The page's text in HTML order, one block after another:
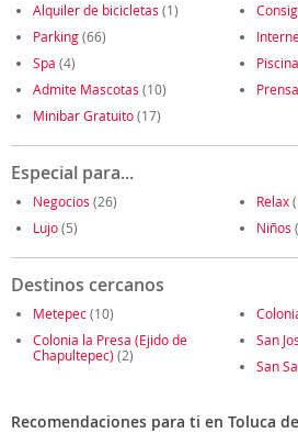
Alquiler de bicicletas (1)
Parking(66)
Spa (4) Piscina
Admite Mascotas (10)
Minibar Gratuito(17)
Especial para...
Negocios (26) Relax
Lujo(5) Niños
Destinos cercanos
Metepec(10)
Colonia la Presa (Ejido de
Chapultepec) (2)
San
San
Recomendaciones para ti en Toluca